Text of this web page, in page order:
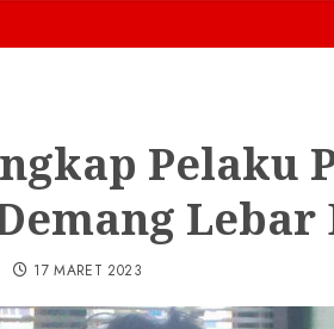
Pelaku
Lebar
17 MARET 2023